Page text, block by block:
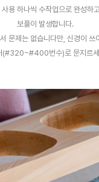
용 하나씩 수작업으로 완성하
보풀이 발생합니다.
문제는 없습니다만, 신경이 쓰
(#320~#400번수)로 문지르